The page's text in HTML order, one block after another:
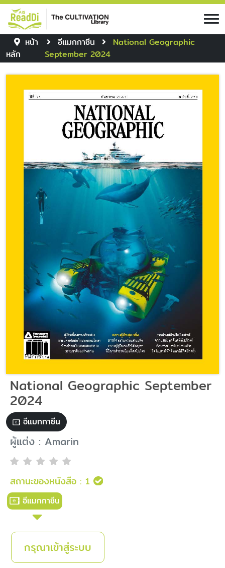
หน้า
หลัก
อีแมกกาซีน
National Geographic
September 2024
National Geographic September
2024
อีแมกกาซีน
ผู้แต่ง : Amarin
สถานะของหนังสือ : 1
อีแมกกาซีน
กรุณาเข้าสู่ระบบ